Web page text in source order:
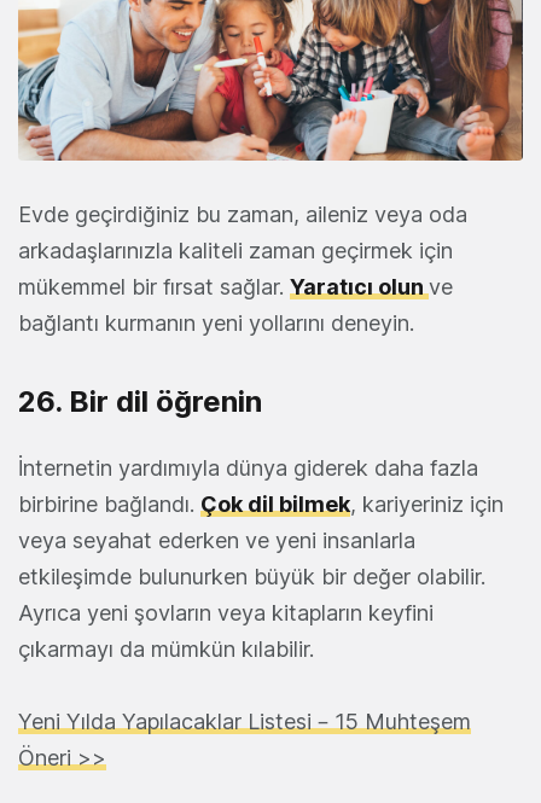
Evde geçirdiğiniz bu zaman, aileniz veya oda
arkadaşlarınızla kaliteli zaman geçirmek için
mükemmel bir fırsat sağlar. Yaratıcı olun ve
bağlantı kurmanın yeni yollarını deneyin.
26. Bir dil öğrenin
İnternetin yardımıyla dünya giderek daha fazla
birbirine bağlandı. Çok dil bilmek, kariyeriniz için
veya seyahat ederken ve yeni insanlarla
etkileşimde bulunurken büyük bir değer olabilir.
Ayrıca yeni şovların veya kitapların keyfini
çıkarmayı da mümkün kılabilir.
Yeni Yılda Yapılacaklar Listesi – 15 Muhteşem
Öneri >>